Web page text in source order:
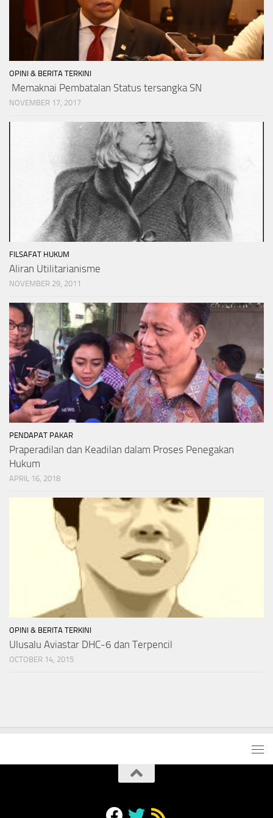
OPINI & BERITA TERKINI
Memaknai Pembatalan Status tersangka SN
NOVEMBER 17, 2017
FILSAFAT HUKUM
Aliran Utilitarianisme
NOVEMBER 29, 2011
PENDAPAT PAKAR
Praperadilan dan Keadilan dalam Proses Penegakan
Hukum
APRIL 16, 2018
OPINI & BERITA TERKINI
Ulusalu Aviastar DHC-6 dan Terpencil
OCTOBER 14, 2015